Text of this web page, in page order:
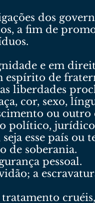
dos
a fim de
e em
espírito de
liberdades
cor, sexo,
ou outro
político,
esse país ou
de soberania.
pessoal.
a